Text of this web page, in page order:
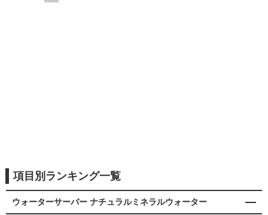
項目別ランキング一覧
ウォーターサーバー ナチュラルミネラルウォーター